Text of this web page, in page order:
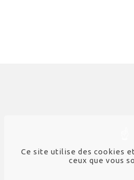
Ce site utilise des cookies
ceux que vous